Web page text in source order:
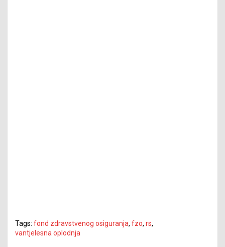
Tags: fond zdravstvenog osiguranja, fzo, rs,
vantjelesna oplodnja